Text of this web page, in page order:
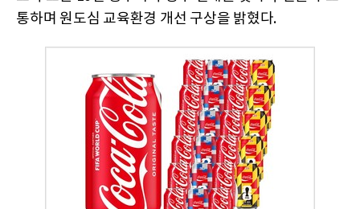
통하며 원도심 교육환경 개선 구상을 밝혔다.